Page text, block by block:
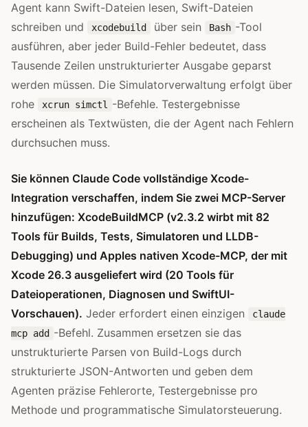
Agent kann Swift-Dateien lesen, Swift-Dateien
schreiben und
xcodebuild über sein Bash -Tool
ausführen, aber jeder Build-Fehler bedeutet, dass
Tausende Zeilen unstrukturierter Ausgabe geparst
werden müssen. Die Simulatorverwaltung erfolgt über
rohe
xcrun simctl
-Befehle. Testergebnisse
erscheinen als Textwüsten, die der Agent nach Fehlern
durchsuchen muss.
Sie können Claude Code vollständige Xcode-
Integration verschaffen, indem Sie zwei MCP-Server
hinzufügen: XcodeBuildMCP (v2.3.2 wirbt mit 82
Tools für Builds, Tests, Simulatoren und LLDB-
Debugging) und Apples nativen Xcode-MCP, der mit
Xcode 26.3 ausgeliefert wird (20 Tools für
Dateioperationen, Diagnosen und SwiftUI-
Vorschauen). Jeder erfordert einen einzigen
claude
mcp add -Befehl. Zusammen ersetzen sie das
unstrukturierte Parsen von Build-Logs durch
strukturierte JSON-Antworten und geben dem
Agenten präzise Fehlerorte, Testergebnisse pro
Methode und programmatische Simulatorsteuerung.